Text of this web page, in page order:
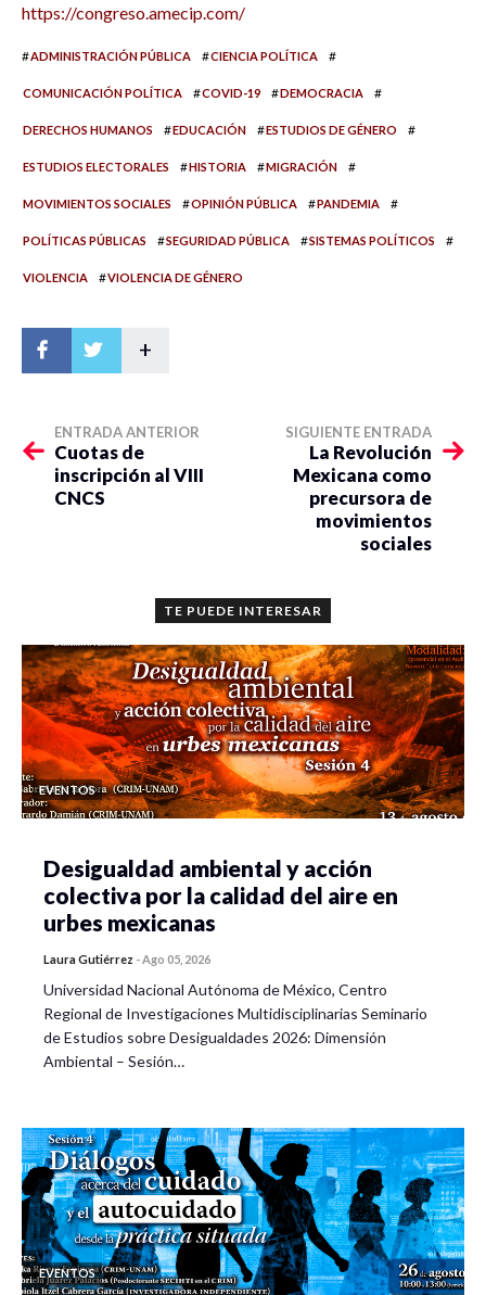
https://congreso.amecip.com/
#ADMINISTRACIÓN PÚBLICA #CIENCIA POLÍTICA #
COMUNICACIÓN POLÍTICA #COVID-19 #DEMOCRACIA #
DERECHOS HUMANOS #EDUCACIÓN #ESTUDIOS DE GÉNERO #
ESTUDIOS ELECTORALES #HISTORIA #MIGRACIÓN #
MOVIMIENTOS SOCIALES #OPINIÓN PÚBLICA #PANDEMIA #
POLÍTICAS PÚBLICAS #SEGURIDAD PÚBLICA #SISTEMAS POLÍTICOS #
VIOLENCIA #VIOLENCIA DE GÉNERO
+
ENTRADA ANTERIOR
Cuotas de
inscripción al VIII
CNCS
SIGUIENTE ENTRADA
La Revolución
Mexicana como
precursora de
movimientos
sociales
TE PUEDE INTERESAR
EVENTOS
Desigualdad ambiental y acción
colectiva por la calidad del aire en
urbes mexicanas
Laura Gutiérrez -Ago 05, 2026
Universidad Nacional Autónoma de México, Centro
Regional de Investigaciones Multidisciplinarias Seminario
de Estudios sobre Desigualdades 2026: Dimensión
Ambiental – Sesión…
EVENTOS